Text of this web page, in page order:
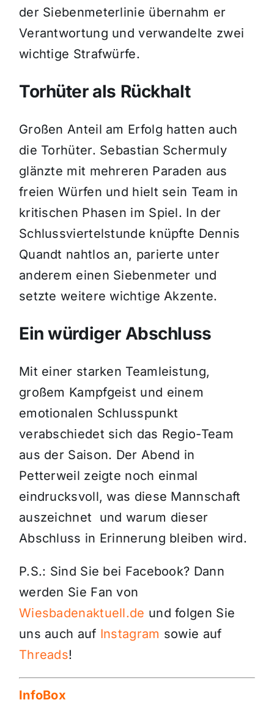
der Siebenmeterlinie übernahm er
Verantwortung und verwandelte zwei
wichtige Strafwürfe.
Torhüter als Rückhalt
Großen Anteil am Erfolg hatten auch
die Torhüter. Sebastian Schermuly
glänzte mit mehreren Paraden aus
freien Würfen und hielt sein Team in
kritischen Phasen im Spiel. In der
Schlussviertelstunde knüpfte Dennis
Quandt nahtlos an, parierte unter
anderem einen Siebenmeter und
setzte weitere wichtige Akzente.
Ein würdiger Abschluss
Mit einer starken Teamleistung,
großem Kampfgeist und einem
emotionalen Schlusspunkt
verabschiedet sich das Regio-Team
aus der Saison. Der Abend in
Petterweil zeigte noch einmal
eindrucksvoll, was diese Mannschaft
auszeichnet und warum dieser
Abschluss in Erinnerung bleiben wird.
P.S.: Sind Sie bei Facebook? Dann
werden Sie Fan von
Wiesbadenaktuell.de und folgen Sie
uns auch auf Instagram sowie auf
Threads!
InfoBox